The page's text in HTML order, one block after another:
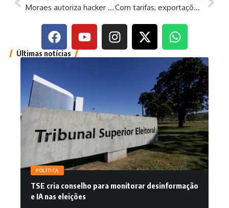
Moraes autoriza hacker Delgatti a cumprir regime aberto de prisão Com tarifas, exportações para Estados Unidos caem 11,3% em abril
Últimas notícias
POLÍTICA
TSE cria conselho para monitorar desinformação
e IA nas eleições